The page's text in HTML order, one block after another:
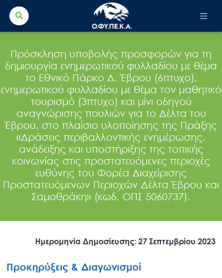
Search
for:
Πρόσκληση υποβολής προσφορών για τη
δημιουργία ενημερωτικού φυλλαδίου με θέμα
το Εθνικό Πάρκο Δ. Έβρου (6πτυχο),
ενημερωτικού φυλλαδίου με θέμα τον μαθητικό
τουρισμό (3πτυχο) και μίνι οδηγού
αναγνώρισης πουλιών για το Δέλτα του
Έβρου, στο πλαίσιο υλοποίησης της Πράξης
«Δράσεις περιβαλλοντικής ενημέρωσης,
ανάδειξης και υποστήριξης της τοπικής
κοινωνίας στις προστατευόμενες περιοχές
ευθύνης του Φορέα Διαχείρισης
Προστατευόμενων Περιοχών Δέλτα Έβρου και
Σαμοθράκη» (κωδ. ΟΠΣ 5060737).
Ημερομηνία Δημοσίευσης: 27 Σεπτεμβρίου 2023
Προκηρύξεις & Διαγωνισμοί